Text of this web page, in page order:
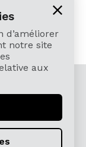
- Tous droits
de Datos,
d’améliorer
notre site
aux